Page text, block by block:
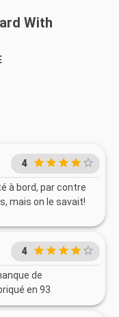
With
4
à bord, par contre
mais on le savait!
4
de
en 93